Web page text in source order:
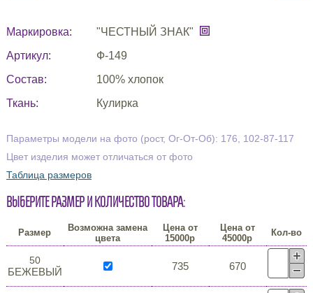
Маркировка:
"ЧЕСТНЫЙ ЗНАК"
Артикул:
Ф-149
Состав:
100% хлопок
Ткань:
Кулирка
Параметры модели на фото (рост, Ог-От-Об): 176, 102-87-117
Цвет изделия может отличаться от фото
Таблица размеров
Выберите размер и количество товара:
Размер
Возможна замена
цвета
Цена от
15000р
Цена от
45000р
Кол-во
50
БЕЖЕВЫЙ 735 670